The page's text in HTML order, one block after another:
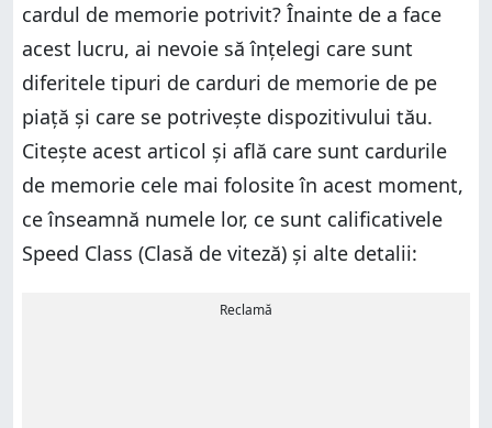
cardul de memorie potrivit? Înainte de a face
acest lucru, ai nevoie să înțelegi care sunt
diferitele tipuri de carduri de memorie de pe
piață și care se potrivește dispozitivului tău.
Citește acest articol și află care sunt cardurile
de memorie cele mai folosite în acest moment,
ce înseamnă numele lor, ce sunt calificativele
Speed Class (Clasă de viteză) și alte detalii:
Reclamă